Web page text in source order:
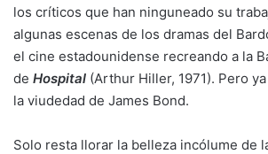
los críticos que han ninguneado su
algunas escenas de los dramas del
el cine estadounidense recreando a la
de Hospital (Arthur Hiller, 1971). Pero
la viudedad de James Bond.
Solo resta llorar la belleza incólume de